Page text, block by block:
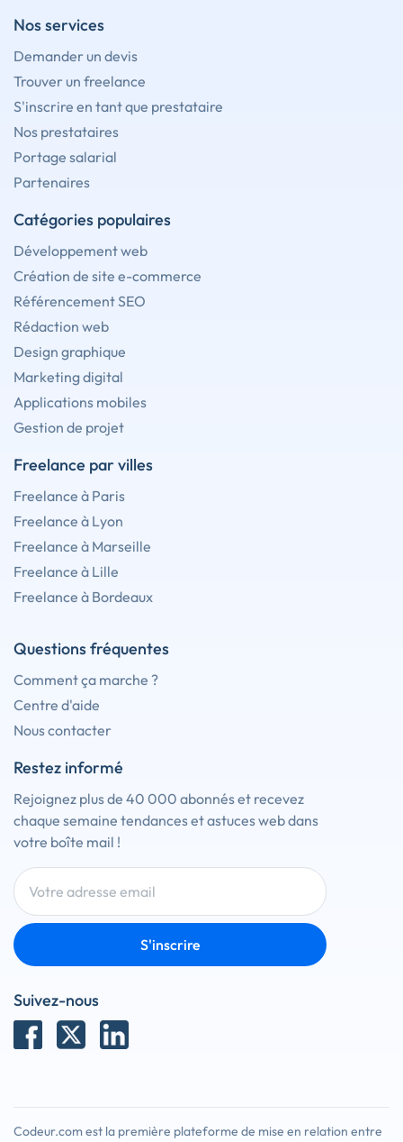
Nos services
Demander un devis
Trouver un freelance
S'inscrire en tant que prestataire
Nos prestataires
Portage salarial
Partenaires
Catégories populaires
Développement web
Création de site e-commerce
Référencement SEO
Rédaction web
Design graphique
Marketing digital
Applications mobiles
Gestion de projet
Freelance par villes
Freelance à Paris
Freelance à Lyon
Freelance à Marseille
Freelance à Lille
Freelance à Bordeaux
Questions fréquentes
Comment ça marche ?
Centre d'aide
Nous contacter
Restez informé
Rejoignez plus de 40 000 abonnés et recevez
chaque semaine tendances et astuces web dans
votre boîte mail !
S'inscrire
Suivez-nous
Codeur.com est la première plateforme de mise en relation entre